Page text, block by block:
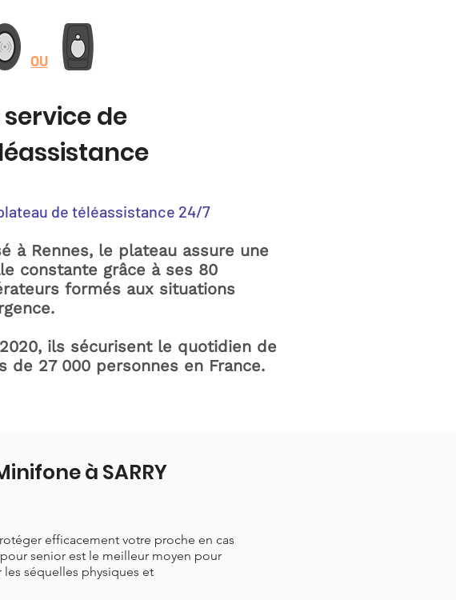
OU
service de
de téléassistance 24/7
à Rennes, le plateau assure une
constante grâce à ses 80
formés aux situations
ils sécurisent le quotidien de
de 27 000 personnes en France.
à SARRY
efficacement votre proche en cas
senior est le meilleur moyen pour
séquelles physiques et